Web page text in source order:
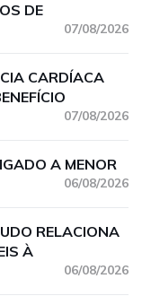
DE
07/08/2026
CARDÍACA
07/08/2026
A MENOR
06/08/2026
RELACIONA
À
06/08/2026